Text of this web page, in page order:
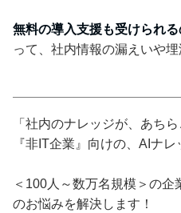
無料の導入支援も受けられる
って、社内情報の漏えいや埋
「社内のナレッジが、あち
『非IT企業』向けの、AIナ
＜100人～数万名規模＞の
のお悩みを解決します！